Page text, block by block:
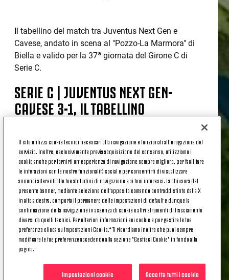
l tabellino del match tra Juventus Next Gen e
Cavese, andato in scena al "Pozzo-La Marmora" di
Biella e valido per la 37ª giornata del Girone C di
Serie C.
SERIE C | JUVENTUS NEXT GEN-
CAVESE 3-1, IL TABELLINO
Serie C NOW - Girone C - 37ª giornata
Stadio Pozzo-Lamarmora - Biella
Marcatori: 41’ pt. Guerra (J), 4’ st. Cudrig (J), 27’ st.
Guerra (J), 31’ (rig.) st. Fella (C).
Juventus Next Gen:Daffara, Afena-Gyan (39’ st.
Semedo) Macca, Comenencia, Cudrig (25’ st.
Faticanti), Guerra (Cap.), Scaglia F., Gil, Adzic (39’ st.
Poli), Turicchia, Pietrelli.
A disposizione: Garofani, Scaglia S, Mancini,
Anghelè, Poli, Amaradio, Citi, Owusu, Puczka, Turco,
Il sito utilizza cookie tecnici necessari alla navigazione e funzionali all’erogazione del
servizio. Inoltre, esclusivamente previa acquisizione del consenso, utilizziamo i
cookie anche per fornirti un’esperienza di navigazione sempre migliore, per facilitare
le interazioni con le nostre funzionalità social e per consentirti di visualizzare
annunci aderenti alle tue abitudini di navigazione e ai tuoi interessi. La chiusura del
presente banner, mediante selezione dell’apposito comando contraddistinto dalla X
in alto a destra, comporta il permanere delle impostazioni di default e dunque la
continuazione della navigazione in assenza di cookie o altri strumenti di tracciamento
diversi da quelli tecnici. Per ulteriori informazioni sui cookie e per gestire le tue
preferenze clicca su Impostazioni Cookie.* Ti ricordiamo inoltre che puoi sempre
modificare le tue preferenze accedendo alla sezione "Gestisci Cookie" in fondo alla
pagina.
Accetta tutti i cookie
Impostazioni cookie